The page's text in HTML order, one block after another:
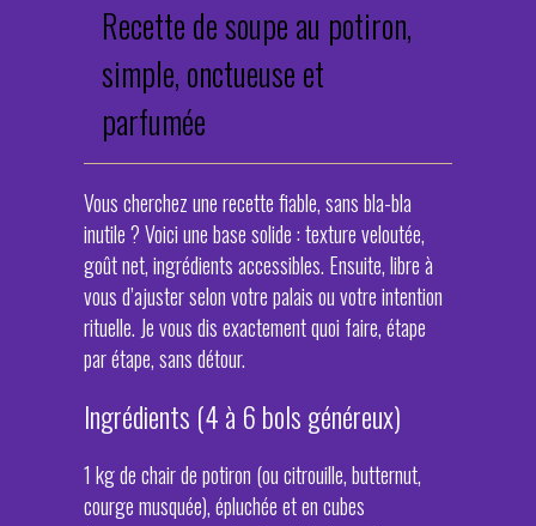
Recette de soupe au potiron,
simple, onctueuse et
parfumée
Vous cherchez une recette fiable, sans bla-bla
inutile ? Voici une base solide : texture veloutée,
goût net, ingrédients accessibles. Ensuite, libre à
vous d’ajuster selon votre palais ou votre intention
rituelle. Je vous dis exactement quoi faire, étape
par étape, sans détour.
Ingrédients (4 à 6 bols généreux)
1 kg de chair de potiron (ou citrouille, butternut,
courge musquée), épluchée et en cubes